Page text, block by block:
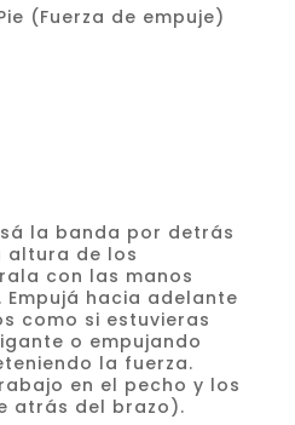
(Fuerza de empuje)
la banda por detrás
altura de los
con las manos
hacia adelante
como si estuvieras
o empujando
la fuerza.
en el pecho y los
atrás del brazo).